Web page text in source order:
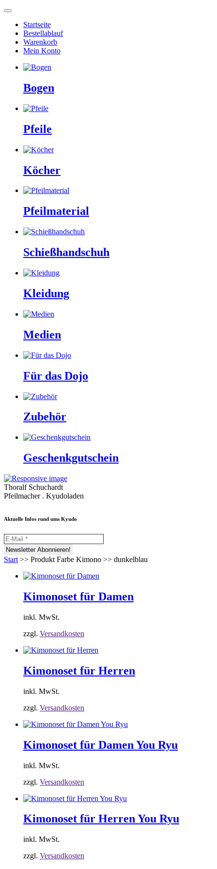
Startseite
Bestellablauf
Warenkorb
Mein Konto
Bogen
Pfeile
Köcher
Pfeilmaterial
Schießhandschuh
Kleidung
Medien
Für das Dojo
Zubehör
Geschenkgutschein
Thoralf Schuchardt
Pfeilmacher . Kyudoladen
Aktuelle Infos rund ums Kyudo
Start >> Produkt Farbe Kimono >> dunkelblau
Kimonoset für Damen
inkl. MwSt.
zzgl. Versandkosten
Kimonoset für Herren
inkl. MwSt.
zzgl. Versandkosten
Kimonoset für Damen You Ryu
inkl. MwSt.
zzgl. Versandkosten
Kimonoset für Herren You Ryu
inkl. MwSt.
zzgl. Versandkosten